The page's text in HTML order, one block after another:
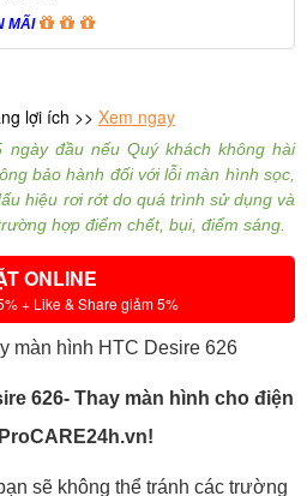
MÃI
lợi ích >> Xem ngay
ngày đầu nếu Quý khách không hài
bảo hành đối với lỗi màn hình sọc,
hiệu rơi rớt do quá trình sử dụng và
hợp điểm chết, bụi, điểm sáng.
ONLINE
+ Like & Share giảm 5%
màn hình HTC Desire 626
626- Thay màn hình cho điện
sẽ không thể tránh các trường